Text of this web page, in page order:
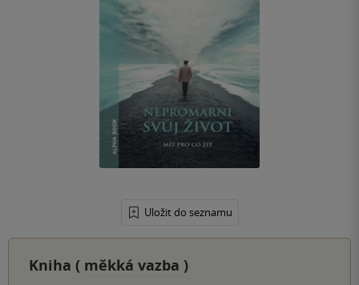
Uložit do seznamu
Kniha ( měkká vazba )